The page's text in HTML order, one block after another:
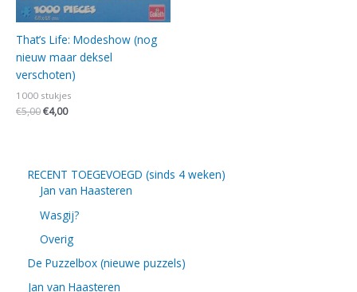
That’s Life: Modeshow (nog
nieuw maar deksel
verschoten)
1000 stukjes
€5,00€4,00
RECENT TOEGEVOEGD (sinds 4 weken)
Jan van Haasteren
Wasgij?
Overig
De Puzzelbox (nieuwe puzzels)
Jan van Haasteren